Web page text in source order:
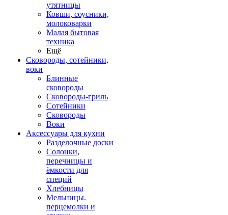
утятницы
Ковши, соусники,
молоковарки
Малая бытовая
техника
Ещё
Сковороды, сотейники,
воки
Блинные
сковороды
Сковороды-гриль
Сотейники
Сковороды
Воки
Аксессуары для кухни
Разделочные доски
Солонки,
перечницы и
ёмкости для
специй
Хлебницы
Мельницы.
перцемолки и